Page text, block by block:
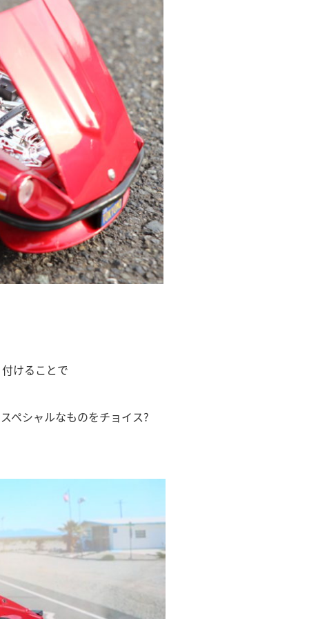
けることで
ペシャルなものをチョイス?